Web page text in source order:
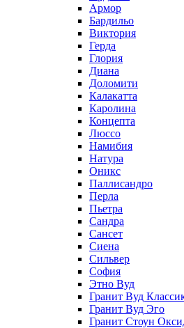
Армор
Бардильо
Виктория
Герда
Глория
Диана
Доломити
Калакатта
Каролина
Концепта
Люссо
Намибия
Натура
Оникс
Паллисандро
Перла
Пьетра
Сандра
Сансет
Сиена
Сильвер
София
Этно Вуд
Гранит Вуд
Гранит Вуд Эго
Гранит Стоун